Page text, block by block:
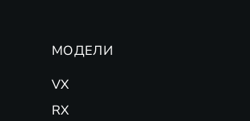
МОДЕЛИ
VX
RX